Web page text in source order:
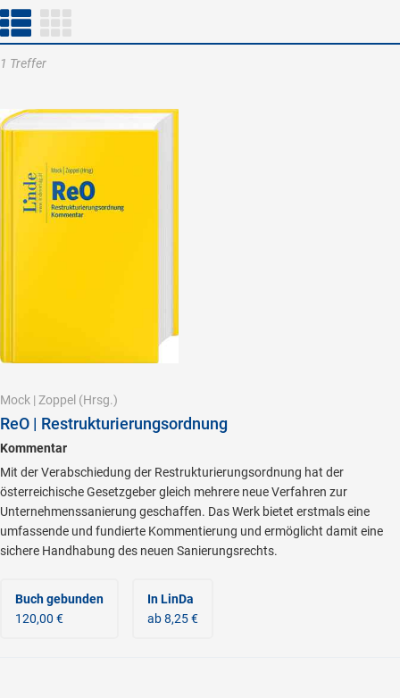
1 Treffer
Mock | Zoppel (Hrsg.)
ReO | Restrukturierungsordnung
Kommentar
Mit der Verabschiedung der Restrukturierungsordnung hat der
österreichische Gesetzgeber gleich mehrere neue Verfahren zur
Unternehmenssanierung geschaffen. Das Werk bietet erstmals eine
umfassende und fundierte Kommentierung und ermöglicht damit eine
sichere Handhabung des neuen Sanierungsrechts.
Buch gebunden
120,00 €
In LinDa
ab 8,25 €